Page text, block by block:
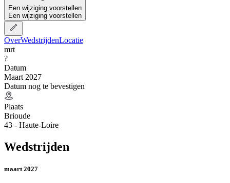
Een wijziging voorstellen
Een wijziging voorstellen
OverWedstrijdenLocatie
mrt
?
Datum
Maart 2027
Datum nog te bevestigen
Plaats
Brioude
43 - Haute-Loire
Wedstrijden
maart 2027